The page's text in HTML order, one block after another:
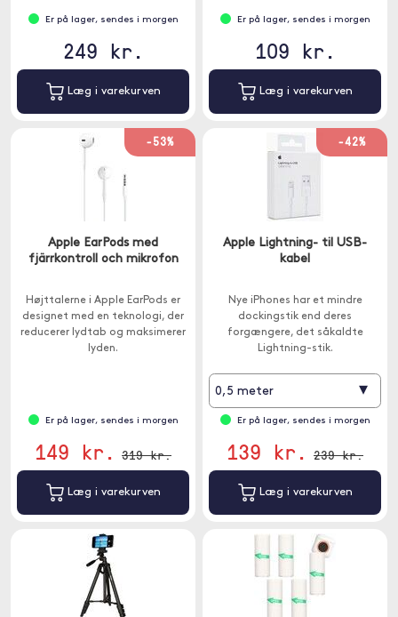
Er på lager, sendes i morgen
249 kr.
Læg i varekurven
Er på lager, sendes i morgen
109 kr.
Læg i varekurven
-53%
Apple EarPods med
fjärrkontroll och mikrofon
Højttalerne i Apple EarPods er
designet med en teknologi, der
reducerer lydtab og maksimerer
lyden.
Er på lager, sendes i morgen
149 kr. 319 kr.
Læg i varekurven
-42%
Apple Lightning- til USB-
kabel
Nye iPhones har et mindre
dockingstik end deres
forgængere, det såkaldte
Lightning-stik.
0,5 meter ▾
Er på lager, sendes i morgen
139 kr. 239 kr.
Læg i varekurven